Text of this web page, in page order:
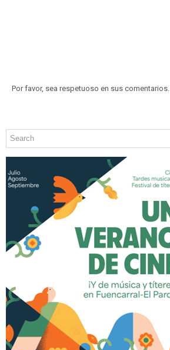
Por favor, sea respetuoso en sus comentarios.